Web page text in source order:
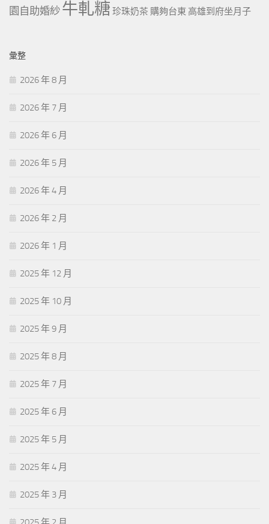
園自助婚紗 牛軋糖 珍珠奶茶 購夠台東 高雄到府坐月子
彙整
2026 年 8 月
2026 年 7 月
2026 年 6 月
2026 年 5 月
2026 年 4 月
2026 年 2 月
2026 年 1 月
2025 年 12 月
2025 年 10 月
2025 年 9 月
2025 年 8 月
2025 年 7 月
2025 年 6 月
2025 年 5 月
2025 年 4 月
2025 年 3 月